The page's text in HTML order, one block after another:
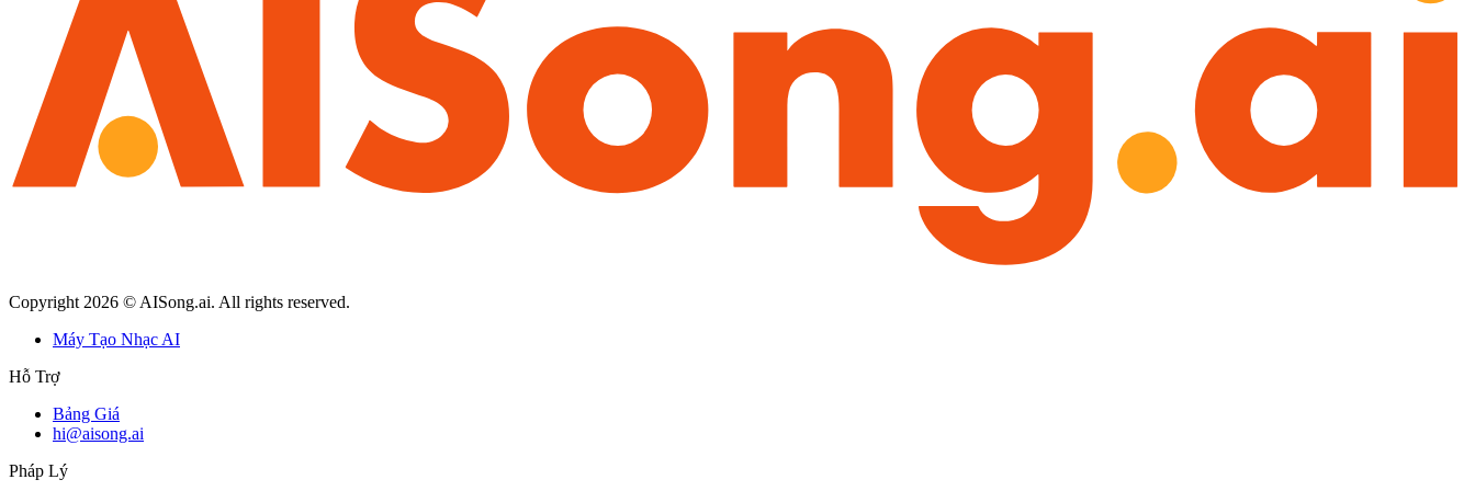
Copyright 2026 © AISong.ai. All rights reserved.
Máy Tạo Nhạc AI
Hỗ Trợ
Bảng Giá
hi@aisong.ai
Pháp Lý